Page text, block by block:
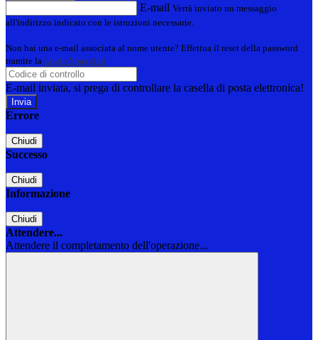
E-mail Verrà inviato un messaggio
all'indirizzo indicato con le istruzioni necessarie.
Non hai una e-mail associata al nome utente? Effettua il reset della password
tramite la Login Spaggiari
E-mail inviata, si prega di controllare la casella di posta elettronica!
Errore
Chiudi
Successo
Chiudi
Informazione
Chiudi
Attendere...
Attendere il completamento dell'operazione...